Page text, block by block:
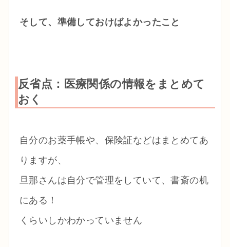
そして、準備しておけばよかったこと
反省点：医療関係の情報をまとめて
おく
自分のお薬手帳や、保険証などはまとめてあ
りますが、
旦那さんは自分で管理をしていて、書斎の机
にある！
くらいしかわかっていません